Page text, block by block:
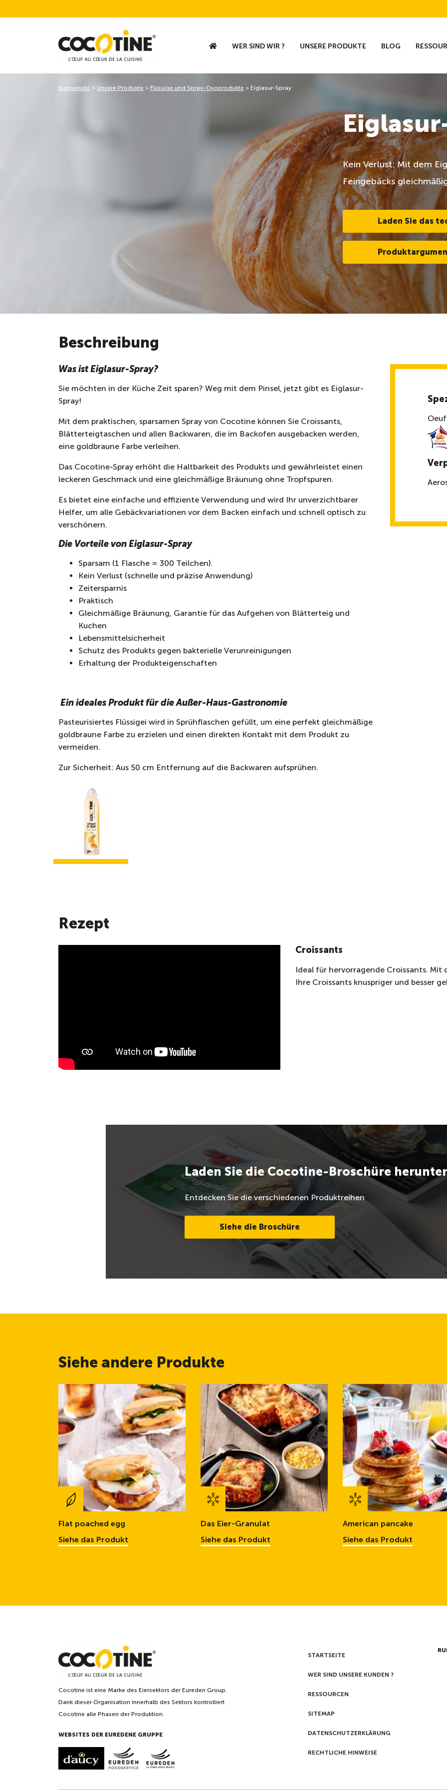
WER SIND WIR ? UNSERE PRODUKTE BLOG
Kein Verlust: Mit dem
Feingebäcks
Laden Sie das
Bienvenido > Unsere Produkte > Flüssige und Spray-Ovoprodukte > Eiglasur-Spray
Beschreibung
Was ist Eiglasur-Spray?
Sie möchten in der Küche Zeit sparen? Weg mit dem Pinsel, jetzt gibt es Eiglasur-
Spray!
Mit dem praktischen, sparsamen Spray von Cocotine können Sie Croissants,
Blätterteigtaschen und allen Backwaren, die im Backofen ausgebacken werden,
eine goldbraune Farbe verleihen.
Das Cocotine-Spray erhöht die Haltbarkeit des Produkts und gewährleistet einen
leckeren Geschmack und eine gleichmäßige Bräunung ohne Tropfspuren.
Es bietet eine einfache und effiziente Verwendung und wird Ihr unverzichtbarer
Helfer, um alle Gebäckvariationen vor dem Backen einfach und schnell optisch zu
verschönern.
Die Vorteile von Eiglasur-Spray
Sparsam (1 Flasche = 300 Teilchen).
Kein Verlust (schnelle und präzise Anwendung)
Zeitersparnis
Praktisch
Gleichmäßige Bräunung, Garantie für das Aufgehen von Blätterteig und
Kuchen
Lebensmittelsicherheit
Schutz des Produkts gegen bakterielle Verunreinigungen
Erhaltung der Produkteigenschaften
Ein ideales Produkt für die Außer-Haus-Gastronomie
Pasteurisiertes Flüssigei wird in Sprühflaschen gefüllt, um eine perfekt gleichmäßige
goldbraune Farbe zu erzielen und einen direkten Kontakt mit dem Produkt zu
vermeiden.
Zur Sicherheit: Aus 50 cm Entfernung auf die Backwaren aufsprühen.
Rezept
Croissants
Ideal für hervorragende Croissants. Mit
Ihre Croissants knuspriger und besser
Laden Sie die Cocotine-Broschüre
Entdecken Sie die verschiedenen Produktreihen
Siehe die Broschüre
Siehe andere Produkte
Flat poached egg
Siehe das Produkt
Das Eier-Granulat
Siehe das Produkt
American pancake
Siehe das Produkt
Cocotine ist eine Marke des Eiersektors der Eureden Group.
Dank dieser Organisation innerhalb des Sektors kontrolliert
Cocotine alle Phasen der Produktion.
WEBSITES DER EUREDENE GRUPPE
STARTSEITE
WER SIND UNSERE KUNDEN ?
RESSOURCEN
SITEMAP
DATENSCHUTZERKLÄRUNG
RECHTLICHE HINWEISE